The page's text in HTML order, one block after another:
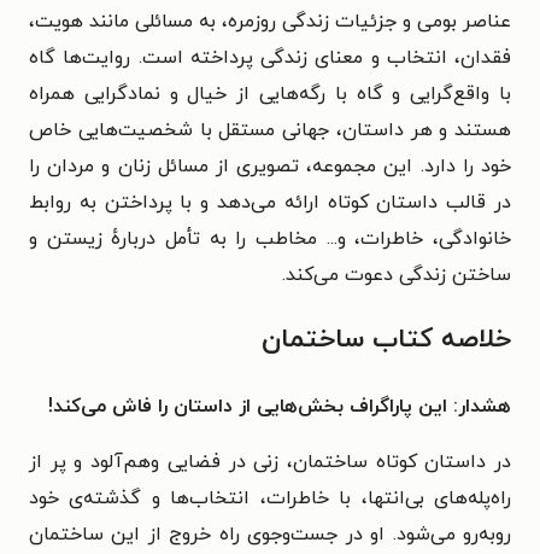
عناصر بومی و جزئیات زندگی روزمره، به مسائلی مانند هویت،
فقدان، انتخاب و معنای زندگی پرداخته است. روایت‌ها گاه
با واقع‌گرایی و گاه با رگه‌هایی از خیال و نمادگرایی همراه‌
هستند و هر داستان، جهانی مستقل با شخصیت‌هایی خاص
خود را دارد. این مجموعه، تصویری از مسائل زنان و مردان را
در قالب داستان کوتاه ارائه می‌دهد و با پرداختن به روابط
خانوادگی، خاطرات، و... مخاطب را به تأمل دربارهٔ زیستن و
ساختن زندگی دعوت می‌کند.
خلاصه کتاب ساختمان
هشدار: این پاراگراف بخش‌هایی از داستان را فاش می‌کند!
در داستان کوتاه ساختمان، زنی در فضایی وهم‌آلود و پر از
راه‌پله‌های بی‌انتها، با خاطرات، انتخاب‌ها و گذشته‌ی خود
روبه‌رو می‌شود. او در جست‌وجوی راه خروج از این ساختمان